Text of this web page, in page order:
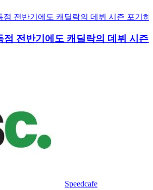
점 전반기에도 캐딜락의 데뷔 시즌
Speedcafe